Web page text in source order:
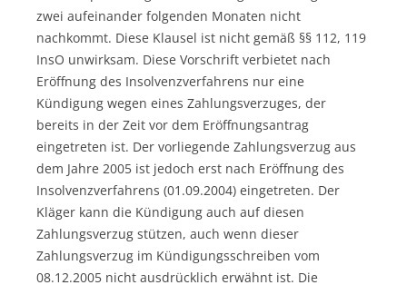
zwei aufeinander folgenden Monaten nicht
nachkommt. Diese Klausel ist nicht gemäß §§ 112, 119
InsO unwirksam. Diese Vorschrift verbietet nach
Eröffnung des Insolvenzverfahrens nur eine
Kündigung wegen eines Zahlungsverzuges, der
bereits in der Zeit vor dem Eröffnungsantrag
eingetreten ist. Der vorliegende Zahlungsverzug aus
dem Jahre 2005 ist jedoch erst nach Eröffnung des
Insolvenzverfahrens (01.09.2004) eingetreten. Der
Kläger kann die Kündigung auch auf diesen
Zahlungsverzug stützen, auch wenn dieser
Zahlungsverzug im Kündigungsschreiben vom
08.12.2005 nicht ausdrücklich erwähnt ist. Die